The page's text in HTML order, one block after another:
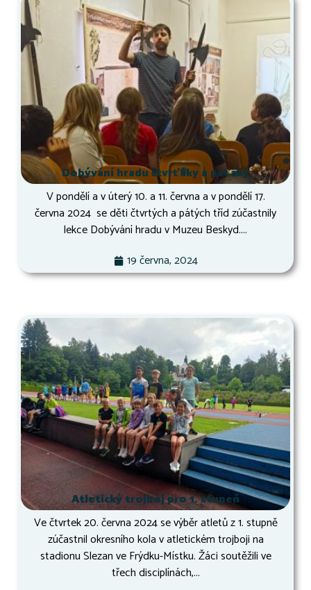
Dobývání hradu čtvrťáky a páťáky
V pondělí a v úterý 10. a 11. června a v pondělí 17.
června 2024 se děti čtvrtých a pátých tříd zúčastnily
lekce Dobývání hradu v Muzeu Beskyd....
19 června, 2024
Atletický trojboj pro 1. stupeň
Ve čtvrtek 20. června 2024 se výběr atletů z 1. stupně
zúčastnil okresního kola v atletickém trojboji na
stadionu Slezan ve Frýdku-Místku. Žáci soutěžili ve
třech disciplínách,...